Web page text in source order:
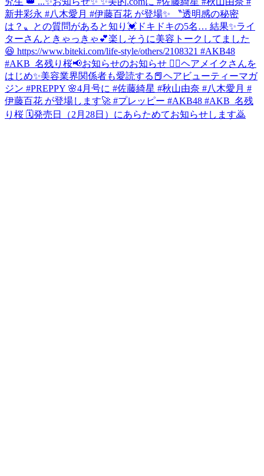
新井彩永 #八木愛月 #伊藤百花 が登場✨ 〝透明感の秘密
は？〟との質問があると知り💓ドキドキの5名… 結果✨ライ
ターさんときゃっきゃ💕楽しそうに美容トークしてました
😆 https://www.biteki.com/life-style/others/2108321 #AKB48
#AKB_名残り桜📢お知らせのお知らせ 💆‍♀️ヘアメイクさんを
はじめ✨美容業界関係者も愛読する📕ヘアビューティーマガ
ジン #PREPPY 🌸4月号に #佐藤綺星 #秋山由奈 #八木愛月 #
伊藤百花 が登場します🚀 #プレッピー #AKB48 #AKB_名残
り桜 🗓発売日（2月28日）にあらためてお知らせします🙇